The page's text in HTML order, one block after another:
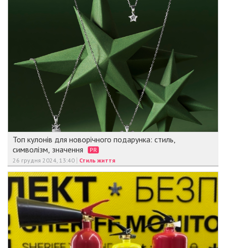
Топ кулонів для новорічного подарунка: стиль,
символізм, значення
PR
26 грудня 2024, 13:40
Стиль життя